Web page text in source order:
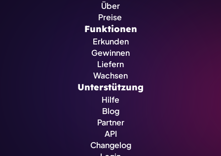
Über
Preise
Funktionen
Erkunden
Gewinnen
Liefern
Wachsen
Unterstützung
Hilfe
Blog
Partner
API
Changelog